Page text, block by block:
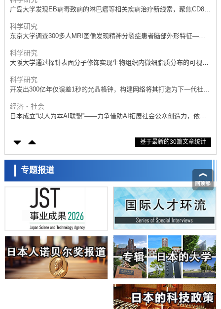
广岛大学发现EB病毒致病的淋巴瘤等相关疾病治疗新线索，聚焦CD80
科学研究
东京大学调查300多人MRI图像发现精神分裂症患者脑部外形特征——
科学研究
大阪大学通过探针表面分子修饰实现生物组织内微细脂质分布的可视
科学研究
开发出300亿年仅误差1秒的光晶格钟，构建网络将其打造为下一代社会
经济・社会
日本成立“以人为本AI联盟”——力争借助AI拓展社会公众创造力，依托
大阪大学开发出膜脂质可视化工具，使脂质探针的高效开发成为可能
科学研究
立教大学在试管内构建长链人工基因组DNA自我复制系统，有望实现携
带大量基因的人工细胞
日本科研费增设国际共同研究强化新类别，促进青年研究人员赴海外开
经济・社会
铁道综研新任理事长芦谷公稔：依托超导和防灾等核心优势服务社会
科学研究
东京大学通过叶绿体基因组编辑技术强化碳固定酶，成功提高光合作用
能力与生产力
科学研究
藤田医科大学等成功鉴定出非结核分枝杆菌生存的必需基因，首次揭示
【AI法下篇】如何应对AI的不可控性——中央大学平野晋教授专访
基于最新的30篇文章统计
专题报道